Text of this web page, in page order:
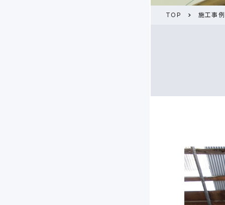
TOP 施工事例